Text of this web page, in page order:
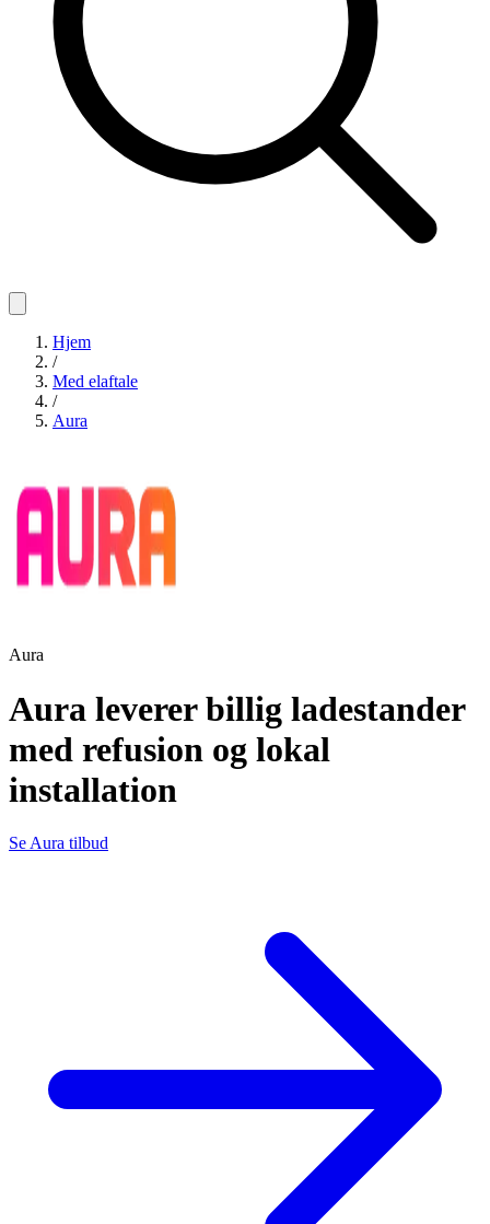
Hjem
/
Med elaftale
/
Aura
Aura
Aura leverer billig ladestander
med refusion og lokal
installation
Se Aura tilbud